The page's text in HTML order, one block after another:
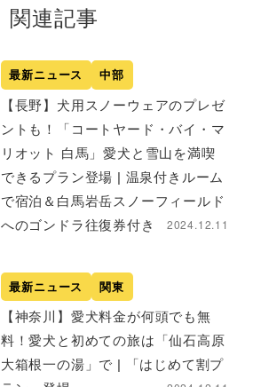
関連記事
最新ニュース 中部
【長野】犬用スノーウェアのプレゼ
ントも！「コートヤード・バイ・マ
リオット 白馬」愛犬と雪山を満喫
できるプラン登場 | 温泉付きルーム
で宿泊＆白馬岩岳スノーフィールド
へのゴンドラ往復券付き
2024.12.11
最新ニュース 関東
【神奈川】愛犬料金が何頭でも無
料！愛犬と初めての旅は「仙石高原
大箱根一の湯」で | 「はじめて割プ